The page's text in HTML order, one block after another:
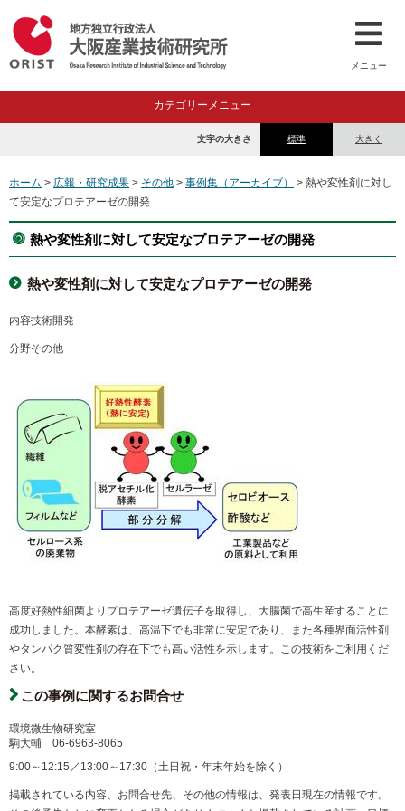
メニュー
カテゴリーメニュー
標準 大きく
文字の大きさ
ホーム > 広報・研究成果 > その他 > 事例集（アーカイブ）
> 熱や変性剤に対し
て安定なプロテアーゼの開発
熱や変性剤に対して安定なプロテアーゼの開発
熱や変性剤に対して安定なプロテアーゼの開発
内容技術開発
分野その他
高度好熱性細菌よりプロテアーゼ遺伝子を取得し、大腸菌で高生産することに
成功しました。本酵素は、高温下でも非常に安定であり、また各種界面活性剤
やタンパク質変性剤の存在下でも高い活性を示します。この技術をご利用くだ
さい。
この事例に関するお問合せ
環境微生物研究室
駒大輔 06-6963-8065
9:00～12:15／13:00～17:30（土日祝・年末年始を除く）
掲載されている内容、お問合せ先、その他の情報は、発表日現在の情報です。